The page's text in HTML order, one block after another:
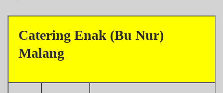
Catering Enak (Bu Nur)
Malang